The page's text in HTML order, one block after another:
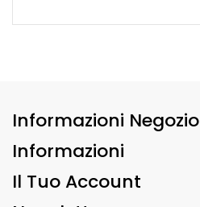
Informazioni Negozio
Informazioni
Il Tuo Account